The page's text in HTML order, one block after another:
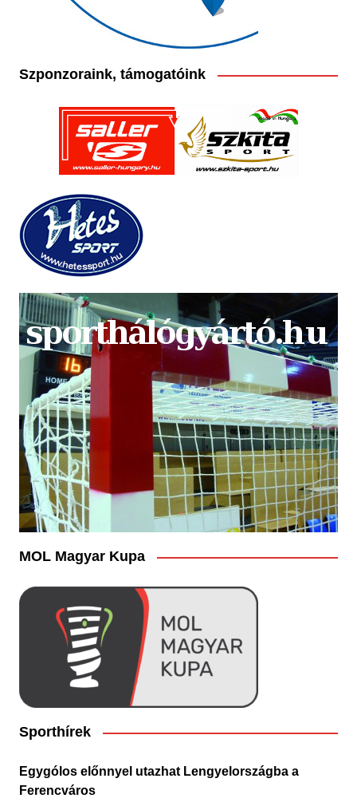
Szponzoraink, támogatóink
MOL Magyar Kupa
Sporthírek
Egygólos előnnyel utazhat Lengyelországba a
Ferencváros